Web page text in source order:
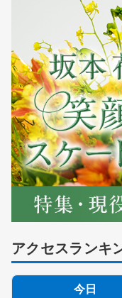
アクセスランキ
今日